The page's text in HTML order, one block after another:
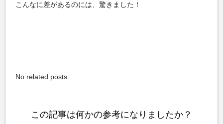
こんなに差があるのには、驚きました！
No related posts.
この記事は何かの参考になりましたか？